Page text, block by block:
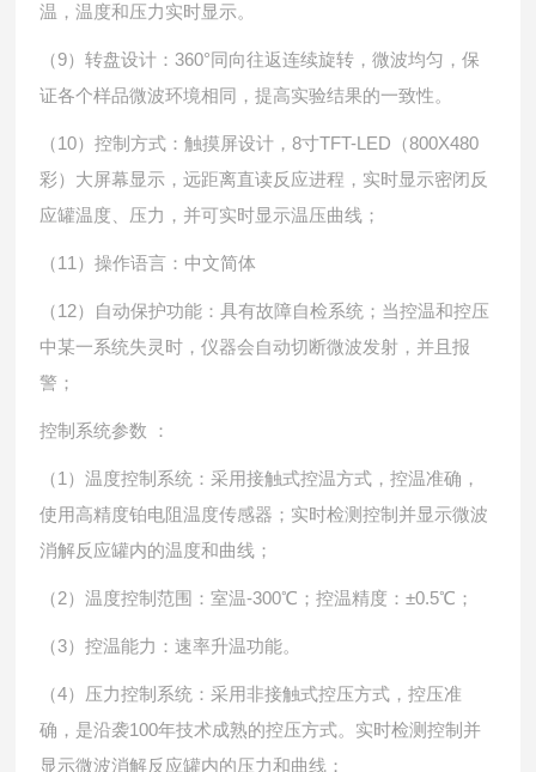
温，温度和压力实时显示。
（9）转盘设计：360°同向往返连续旋转，微波均匀，保
证各个样品微波环境相同，提高实验结果的一致性。
（10）控制方式：触摸屏设计，8寸TFT-LED（800X480
彩）大屏幕显示，远距离直读反应进程，实时显示密闭反
应罐温度、压力，并可实时显示温压曲线；
（11）操作语言：中文简体
（12）自动保护功能：具有故障自检系统；当控温和控压
中某一系统失灵时，仪器会自动切断微波发射，并且报
警；
控制系统参数 ：
（1）温度控制系统：采用接触式控温方式，控温准确，
使用高精度铂电阻温度传感器；实时检测控制并显示微波
消解反应罐内的温度和曲线；
（2）温度控制范围：室温-300℃；控温精度：±0.5℃；
（3）控温能力：速率升温功能。
（4）压力控制系统：采用非接触式控压方式，控压准
确，是沿袭100年技术成熟的控压方式。实时检测控制并
显示微波消解反应罐内的压力和曲线；